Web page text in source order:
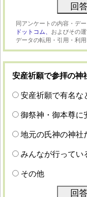
同アンケートの内容・デ
ドットコム、 およびその
データの転用・引用・利用
安産祈願で参拝の神
安産祈願で有名な
御祭神・御本尊に
地元の氏神の神社
みんなが行ってい
その他